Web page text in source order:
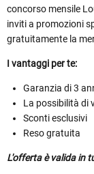
concorso mensile
inviti a promozioni
gratuitamente la
I vantaggi per te:
Garanzia di 3
La possibilità di
Sconti esclusivi
Reso gratuita
L'offerta è valida in